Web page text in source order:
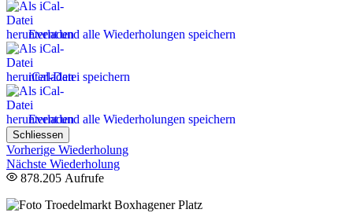
Event und alle Wiederholungen speichern
iCal-Datei speichern
Event und alle Wiederholungen speichern
Schliessen
Vorherige Wiederholung
Nächste Wiederholung
878.205 Aufrufe